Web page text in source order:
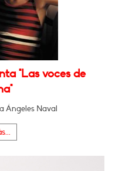
"Las voces de
Ángeles Naval